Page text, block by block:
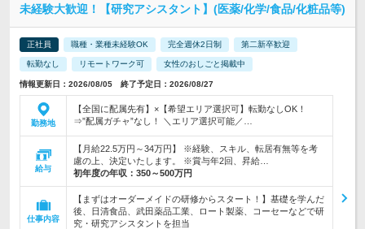
未経験大歓迎！【研究アシスタント】(医薬/化学/食品/化粧品等)
正社員 職種・業種未経験OK 完全週休2日制 第二新卒歓迎
転勤なし リモートワーク可 女性のおしごと掲載中
情報更新日：2026/08/05 終了予定日：2026/08/27
勤務地
【全国に配属先有】×【希望エリア選択可】転勤なしOK！
⇒”配属ガチャ”なし！ ＼エリア選択可能／…
給与
【月給22.5万円～34万円】 ※経験、スキル、転居有無等を考
慮の上、決定いたします。 ※賞与年2回、昇給…
初年度の年収： 350～500万円
仕事内容
【まずはオーダーメイドの研修からスタート！】基礎を学んだ
後、日清食品、武田薬品工業、ロート製薬、コーセーなどで研
究・研究アシスタントを担当